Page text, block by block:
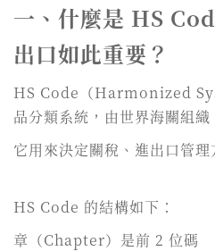
一、什麼是 HS
出口如此重要？
HS Code（Harmonized
品分類系統，由世界海關組織
它用來決定關稅、進出口管
HS Code 的結構如下：
章（Chapter）是前 2 位碼